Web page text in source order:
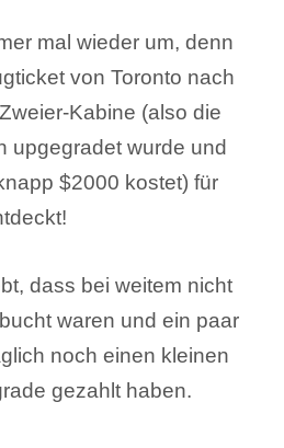
mal wieder um, denn
von Toronto nach
Kabine (also die
upgegradet wurde und
$2000 kostet) für
dass bei weitem nicht
waren und ein paar
noch einen kleinen
gezahlt haben.